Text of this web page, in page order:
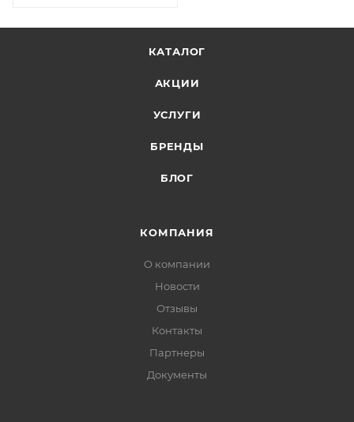
КАТАЛОГ
АКЦИИ
УСЛУГИ
БРЕНДЫ
БЛОГ
КОМПАНИЯ
О компании
Новости
Отзывы
Контакты
Партнеры
Документы